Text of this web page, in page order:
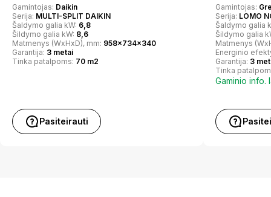
Gamintojas: Daikin
Serija: MULTI-SPLIT DAIKIN
Šaldymo galia kW: 6,8
Šildymo galia kW: 8,6
Matmenys (WxHxD), mm: 958x734x340
Garantija: 3 metai
Tinka patalpoms: 70 m2
Pasiteirauti
Gamintojas:
Serija: LOMO
Šaldymo galia
Šildymo galia
Matmenys
Energinio
Garantija: 3
Tinka
Gaminio info.